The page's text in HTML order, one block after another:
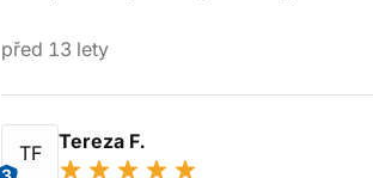
před 13 lety
TF Tereza F.